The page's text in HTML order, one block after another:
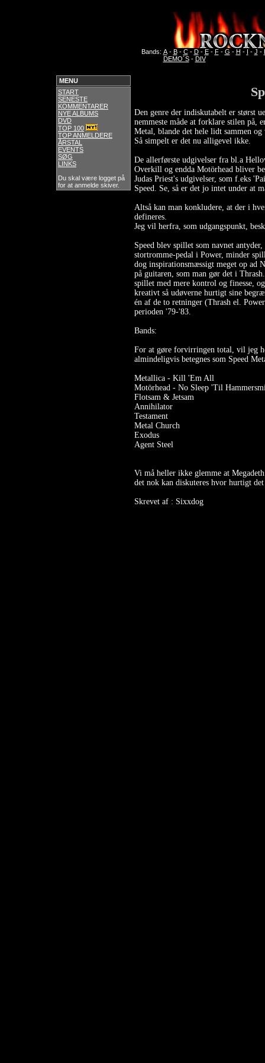
Bands: A- B- C- D- E- F- G - H - I - J -
DEMO´S- DIV
MENU
START
SENESTE
KOMMENTARER
NYE ALBUMS
DVD
TOP 100
TOP ANMELDERE
ÅRSTAL
EVENTS
SØG
LINKS
Du skal være logget på
for at anmelde skiver.
Den genre der indiskutabelt er størst
nemmeste måde at forklare stilen på,
Metal, blande det hele lidt sammen
Så simpelt er det nu alligevel ikke.
De allerførste udgivelser fra bl.a
Overkill og endda Motörhead bliver
Judas Priest's udgivelser, som f.eks
Speed. Se, så er det jo intet under at
Altså kan man konkludere, at der i
defineres.
Jeg vil herfra, som udgangspunkt,
Speed blev spillet som navnet
stortromme-pedal i Power, minder
dog inspirationsmæssigt meget op
på guitaren, som man gør det i
spillet med mere kontrol og finesse,
kreativt så udøverne hurtigt sine
én af de to retninger (Thrash el.
perioden '79-'83.
Bands:
For at gøre forvirringen total, vil jeg
almindeligvis betegnes som Speed
Metallica - Kill 'Em All
Motörhead - No Sleep 'Til
Flotsam & Jetsam
Annihilator
Testament
Metal Church
Exodus
Agent Steel
Vi må heller ikke glemme at
det nok kan diskuteres hvor hurtigt
Skrevet af : Sixxdog